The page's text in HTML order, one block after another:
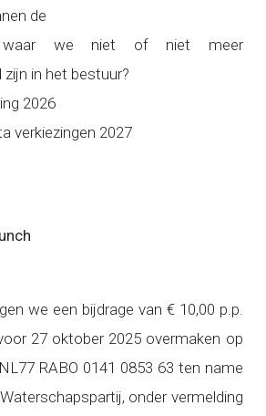
de
waar we niet of niet meer
in het bestuur?
2026
verkiezingen 2027
we een bijdrage van € 10,00 p.p.
27 oktober 2025 overmaken op
RABO 0141 0853 63 ten name
onder vermelding